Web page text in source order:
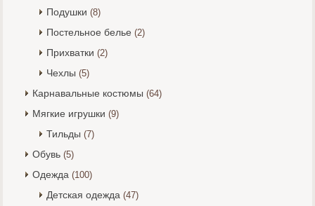
Подушки (8)
Постельное белье (2)
Прихватки (2)
Чехлы (5)
Карнавальные костюмы (64)
Мягкие игрушки (9)
Тильды (7)
Обувь (5)
Одежда (100)
Детская одежда (47)